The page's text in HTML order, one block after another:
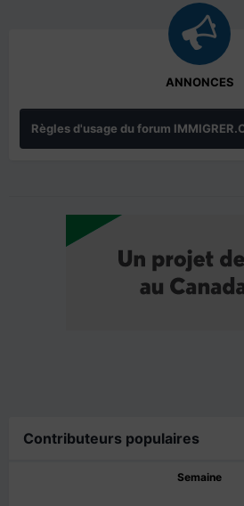
ANNONCES
Règles d'usage du forum
Contributeurs populaires
Semaine